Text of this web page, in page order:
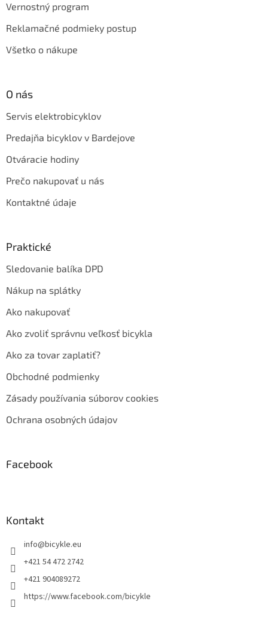
Vernostný program
Reklamačné podmieky postup
Všetko o nákupe
O nás
Servis elektrobicyklov
Predajňa bicyklov v Bardejove
Otváracie hodiny
Prečo nakupovať u nás
Kontaktné údaje
Praktické
Sledovanie balíka DPD
Nákup na splátky
Ako nakupovať
Ako zvoliť správnu veľkosť bicykla
Ako za tovar zaplatiť?
Obchodné podmienky
Zásady používania súborov cookies
Ochrana osobných údajov
Facebook
Kontakt
info@bicykle.eu
+421 54 472 2742
+421 904089272
https://www.facebook.com/bicykle